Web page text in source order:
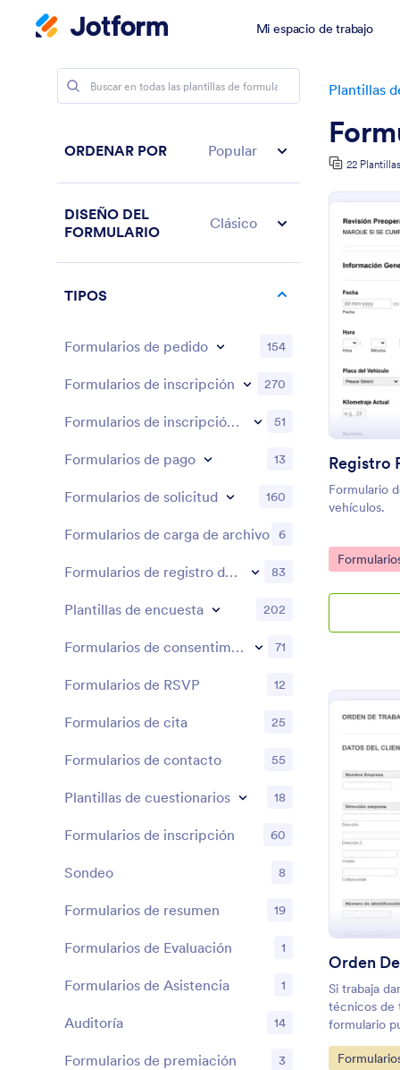
Mi espacio de trabajo
Plantillas
22 Plantillas
Formulario
vehículos.
Go to
Si trabaja
técnicos de
formulario
para la
técnicos y
Go to
ORDENAR POR Popular
DISEÑO DEL
FORMULARIO
Clásico
TIPOS
Formularios de pedido 154
Formularios de inscripción 270
Formularios de inscripción a eventos 51
Formularios de pago 13
Formularios de solicitud 160
Formularios de carga de archivo 6
Formularios de registro de reservas 83
Plantillas de encuesta 202
Formularios de consentimiento 71
Formularios de RSVP 12
Formularios de cita 25
Formularios de contacto 55
Plantillas de cuestionarios 18
Formularios de inscripción 60
Sondeo 8
Formularios de resumen 19
Formularios de Evaluación 1
Formularios de Asistencia 1
Auditoría 14
Formularios de premiación 3